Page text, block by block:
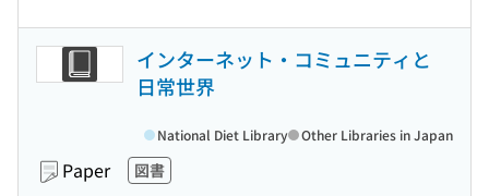
インターネット・コミュニティと
日常世界
Paper 図書
National Diet Library Other Libraries in Japan